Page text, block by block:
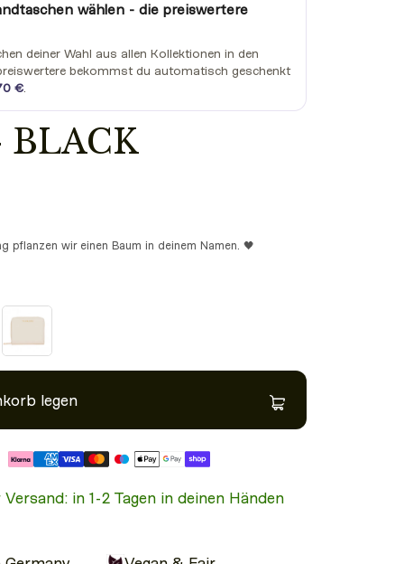
wählen - die preiswertere
deiner Wahl aus allen Kollektionen in den
bekommst du automatisch geschenkt
€
BLACK
pflanzen wir einen Baum in deinem Namen. 🖤
legen
in 1-2 Tagen in deinen Händen